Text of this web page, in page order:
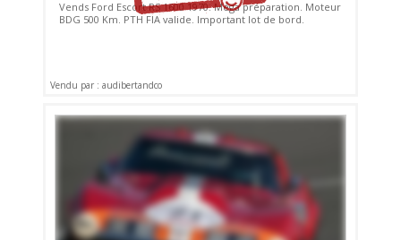
Vends Ford Escort RS 1600 1970. Méga préparation. Moteur
BDG 500 Km. PTH FIA valide. Important lot de bord.
Vendu par : audibertandco